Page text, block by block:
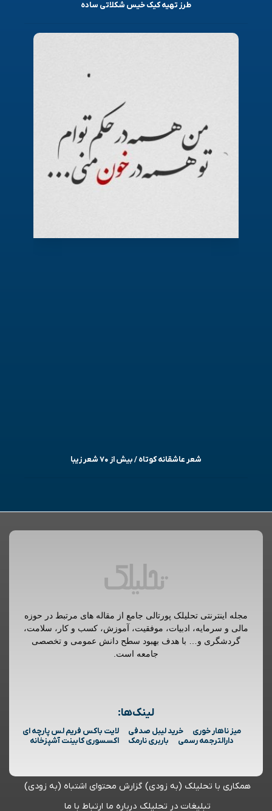
طرز تهیه کیک خیس شکلاتی ساده
شعر عاشقانه کوتاه / بیش از ۷۰ شعر زیبا
مجله اینترنتی تحلیلک پورتالی جامع از مقاله های مرتبط در حوزه
مالی و سرمایه، ادبیات، موفقیت، آموزش، کسب و کار، سلامت،
گردشگری و… با هدف بهبود سطح دانش عمومی و تخصصی
جامعه است.
لینک‌ها:
میز ناهار خوری خرید لیبل صدفی
لایت باکس فریم لس پارچه ای
دارالترجمه رسمی
باربری نارمک اکسسوری کابینت آشپزخانه
همکاری با تحلیلک (به زودی) گزارش محتوای اشتباه (به زودی)
تبلیغات در تحلیلک درباره ما ارتباط با ما